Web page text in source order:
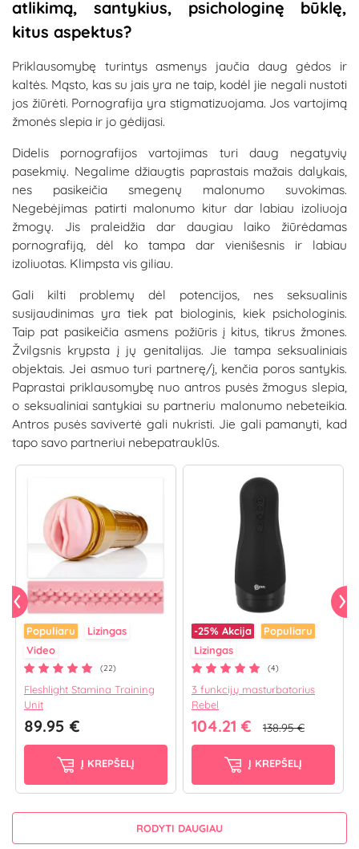
atlikimą, santykius, psichologinę būklę,
kitus aspektus?
Priklausomybę turintys asmenys jaučia daug gėdos ir
kaltės. Mąsto, kas su jais yra ne taip, kodėl jie negali nustoti
jos žiūrėti. Pornografija yra stigmatizuojama. Jos vartojimą
žmonės slepia ir jo gėdijasi.
Didelis pornografijos vartojimas turi daug negatyvių
pasekmių. Negalime džiaugtis paprastais mažais dalykais,
nes pasikeičia smegenų malonumo suvokimas.
Negebėjimas patirti malonumo kitur dar labiau izoliuoja
žmogų. Jis praleidžia dar daugiau laiko žiūrėdamas
pornografiją, dėl ko tampa dar vienišesnis ir labiau
izoliuotas. Klimpsta vis giliau.
Gali kilti problemų dėl potencijos, nes seksualinis
susijaudinimas yra tiek pat biologinis, kiek psichologinis.
Taip pat pasikeičia asmens požiūris į kitus, tikrus žmones.
Žvilgsnis krypsta į jų genitalijas. Jie tampa seksualiniais
objektais. Jei asmuo turi partnerę/į, kenčia poros santykis.
Paprastai priklausomybę nuo antros pusės žmogus slepia,
o seksualiniai santykiai su partneriu malonumo nebeteikia.
Antros pusės savivertė gali nukristi. Jie gali pamanyti, kad
tapo savo partneriui nebepatrauklūs.
Populiaru
Lizingas
Video
(22)
Fleshlight Stamina Training
Unit
89.95 €
Į KREPŠELĮ
-25% Akcija
Populiaru
Lizingas
(4)
3 funkcijų masturbatorius
Rebel
104.21 € 138.95 €
Į KREPŠELĮ
RODYTI DAUGIAU